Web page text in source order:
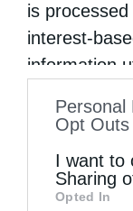
is
interest-
information
to your opt-
information
of
Personal
Opt Outs
I want to
Sharing
Opted In
Επικαιρότητα
Πανήγυρη
Μαρίνας